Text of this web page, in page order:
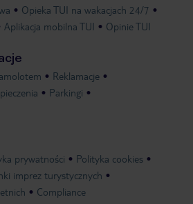
Opieka TUI na wakacjach 24/7
Aplikacja mobilna TUI Opinie TUI
Reklamacje
Parkingi
prywatności
Polityka cookies
imprez turystycznych
Compliance